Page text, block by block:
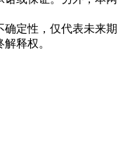
定性，仅代表未来期
释权。